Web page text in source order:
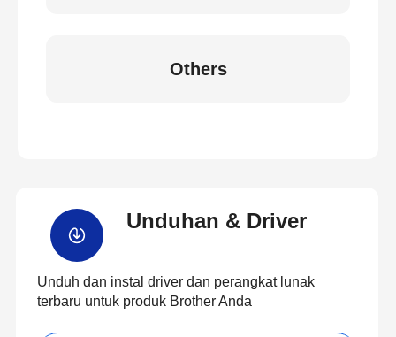
Others
Unduhan & Driver
Unduh dan instal driver dan perangkat lunak
terbaru untuk produk Brother Anda